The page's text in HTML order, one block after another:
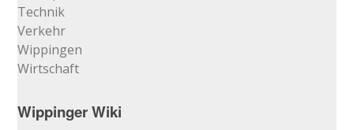
Technik
Verkehr
Wippingen
Wirtschaft
Wippinger Wiki